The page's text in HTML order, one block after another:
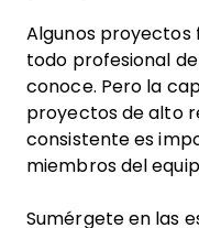
Algunos proyectos
todo profesional
conoce. Pero la
proyectos de alto
consistente es
miembros del
Sumérgete en las